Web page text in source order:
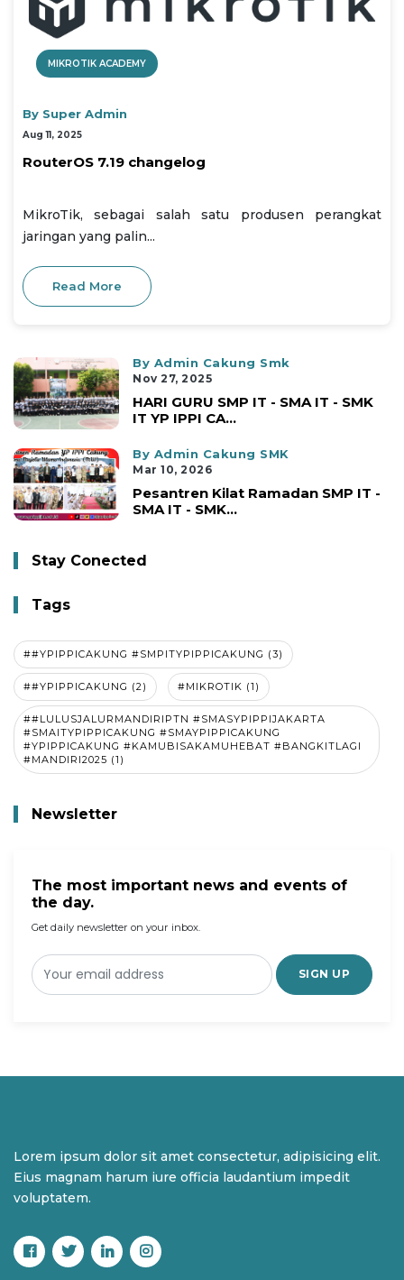
MIKROTIK ACADEMY
By Super Admin
Aug 11, 2025
RouterOS 7.19 changelog
MikroTik, sebagai salah satu produsen perangkat
jaringan yang palin...
Read More
By Admin Cakung Smk
Nov 27, 2025
HARI GURU SMP IT - SMA IT - SMK
IT YP IPPI CA...
By Admin Cakung SMK
Mar 10, 2026
Pesantren Kilat Ramadan SMP IT -
SMA IT - SMK...
Stay Conected
Tags
##YPIPPICAKUNG #SMPITYPIPPICAKUNG (3)
##YPIPPICAKUNG (2) #MIKROTIK (1)
##LULUSJALURMANDIRIPTN #SMASYPIPPIJAKARTA
#SMAITYPIPPICAKUNG #SMAYPIPPICAKUNG
#YPIPPICAKUNG #KAMUBISAKAMUHEBAT #BANGKITLAGI
#MANDIRI2025 (1)
Newsletter
The most important news and events of
the day.
Get daily newsletter on your inbox.
SIGN UP
Lorem ipsum dolor sit amet consectetur, adipisicing elit.
Eius magnam harum iure officia laudantium impedit
voluptatem.